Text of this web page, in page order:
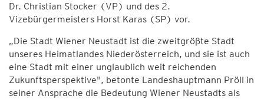
Dr. Christian Stocker (VP) und des 2.
Vizebürgermeisters Horst Karas (SP) vor.
„Die Stadt Wiener Neustadt ist die zweitgrößte Stadt
unseres Heimatlandes Niederösterreich, und sie ist auch
eine Stadt mit einer unglaublich weit reichenden
Zukunftsperspektive", betonte Landeshauptmann Pröll in
seiner Ansprache die Bedeutung Wiener Neustadts als